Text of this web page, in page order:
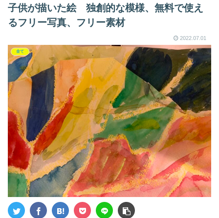
子供が描いた絵 独創的な模様、無料で使え
るフリー写真、フリー素材
2022.07.01
全て